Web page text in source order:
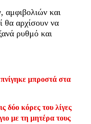
και
θα αρχίσουν να
ρυθμό και
μπροστά στα
δύο κόρες του λίγες
με τη μητέρα τους